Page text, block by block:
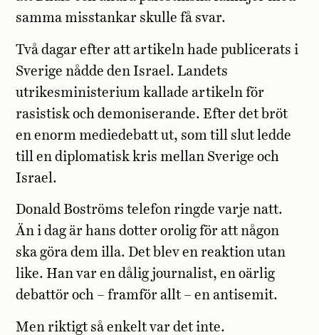
samma misstankar skulle få svar.
Två dagar efter att artikeln hade publicerats i
Sverige nådde den Israel. Landets
utrikesministerium kallade artikeln för
rasistisk och demoniserande. Efter det bröt
en enorm mediedebatt ut, som till slut ledde
till en diplomatisk kris mellan Sverige och
Israel.
Donald Boströms telefon ringde varje natt.
Än i dag är hans dotter orolig för att någon
ska göra dem illa. Det blev en reaktion utan
like. Han var en dålig journalist, en oärlig
debattör och – framför allt – en antisemit.
Men riktigt så enkelt var det inte.